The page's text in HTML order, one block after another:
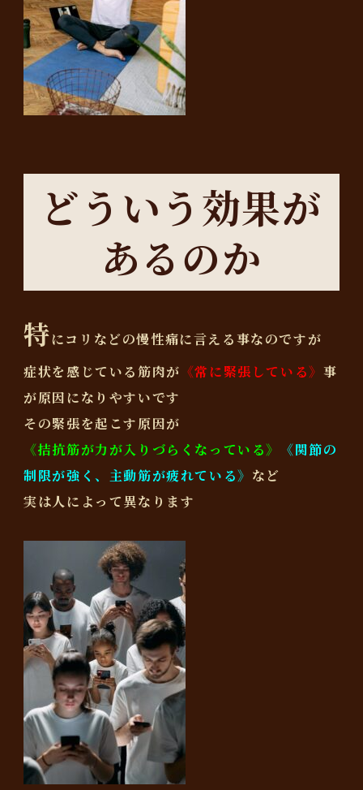
どういう効果が
あるのか
特にコリなどの慢性痛に言える事なのですが
症状を感じている筋肉が 《常に緊張している》 事
が原因になりやすいです
その緊張を起こす原因が
《拮抗筋が力が入りづらくなっている》
《関節の
制限が強く、主動筋が疲れている》 など
実は人によって異なります